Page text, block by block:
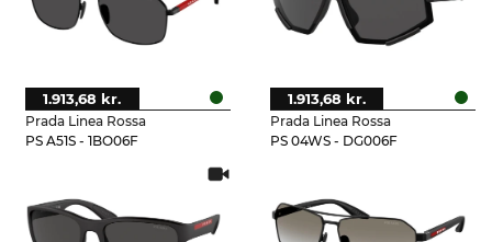
Prada Linea Rossa
PS A51S - 1BO06F
1.913,68 kr.
Prada Linea Rossa
PS 04WS - DG006F
1.913,68 kr.